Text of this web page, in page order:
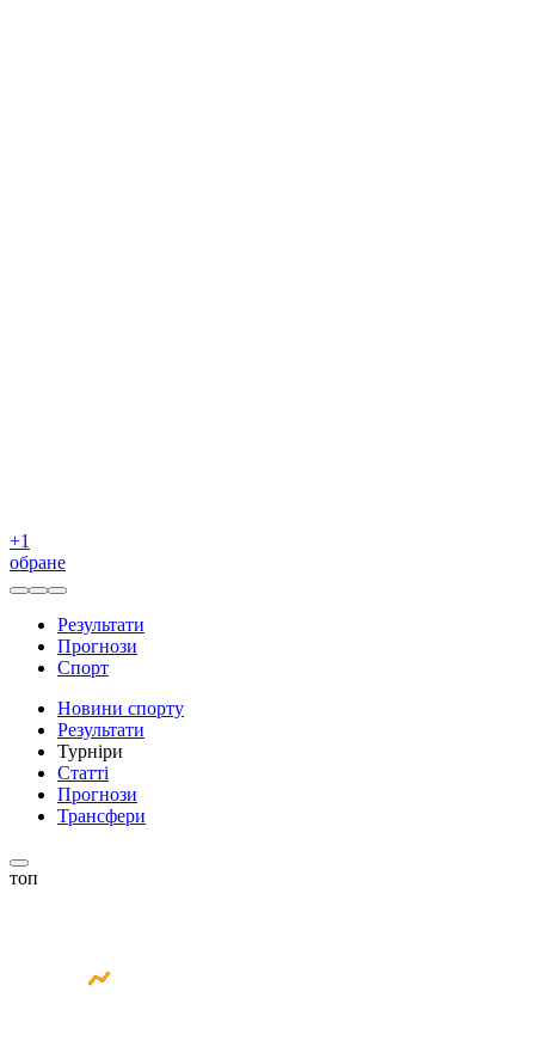
+1
обране
Результати
Прогнози
Спорт
Новини спорту
Результати
Турніри
Статті
Прогнози
Трансфери
топ